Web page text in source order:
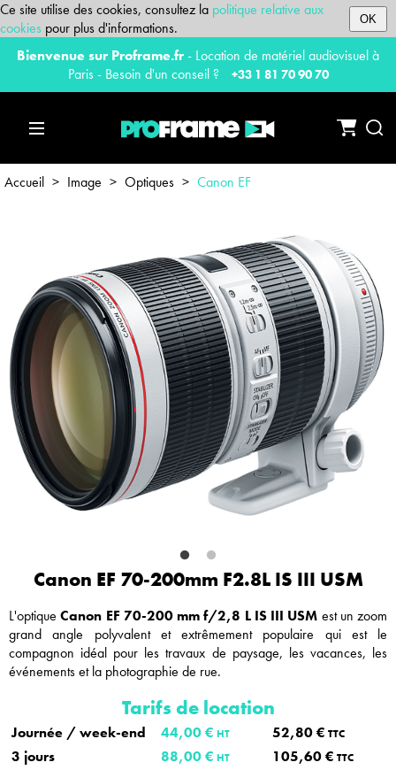
Ce site utilise des cookies, consultez la politique relative aux
cookies pour plus d'informations. OK
Bienvenue sur Proframe.fr- Location de matériel audiovisuel à
Paris - Besoin d'un conseil ?
+33 1 81 70 90 70
Accueil > Image > Optiques > Canon EF
Canon EF 70-200mm F2.8L IS III USM
L'optiqueCanon EF 70-200 mm f/2,8 L IS III USM est un zoom
grand angle polyvalent et extrêmement populaire qui est le
compagnon idéal pour les travaux de paysage, les vacances, les
événements et la photographie de rue.
Tarifs de location
Journée / week-end 44,00 € HT 52,80 € TTC
3 jours 88,00 € HT 105,60 € TTC